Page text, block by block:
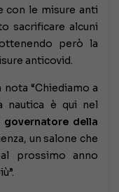
con le misure anti
sacrificare alcuni
però la
anticovid.
“Chiediamo a
nautica è qui nel
governatore della
un salone che
prossimo anno